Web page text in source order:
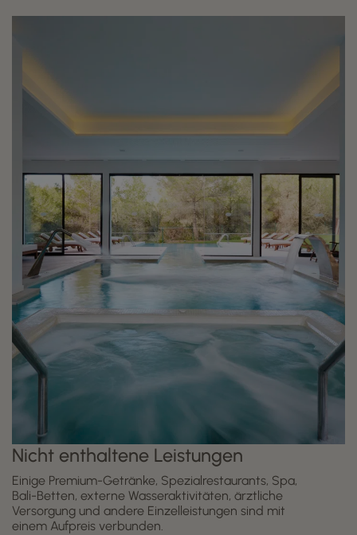
Nicht enthaltene Leistungen
Einige Premium-Getränke, Spezialrestaurants, Spa,
Bali-Betten, externe Wasseraktivitäten, ärztliche
Versorgung und andere Einzelleistungen sind mit
einem Aufpreis verbunden.